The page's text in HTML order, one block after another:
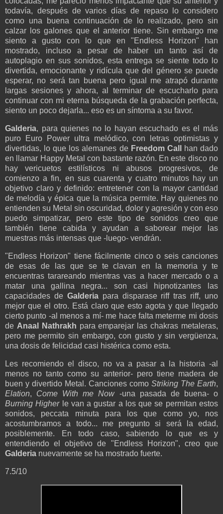
todavía, después de varios días de repaso lo considero
como una buena continuación de lo realizado, pero sin
calzar los galones que el anterior tiene. Sin embargo me
siento a gusto con lo que en "Endless Horizon" han
mostrado, incluso a pesar de haber un tanto así de
autoplagio en sus sonidos, esta entrega se siente todo lo
divertida, emocionante y ridícula que del género se puede
esperar, no será tan buena pero igual me atrapó durante
largas sesiones y ahora, al terminar de escucharlo para
continuar con mi eterna búsqueda de la grabación perfecta,
siento un poco dejarla... eso es un síntoma a su favor.
Galderia, para quienes no lo hayan escuchado es el más
puro Euro Power ultra melódico, con letras optimistas y
divertidas, lo que los alemanes de Freedom Call
han dado
en llamar Happy Metal con bastante razón. En este disco no
hay vericuetos estilísticos ni abusos progresivos, de
comienzo a fin, en sus cuarenta y cuatro minutos hay un
objetivo claro y definido: entretener con la mayor cantidad
de melodía y épica que la música permite. Hay quienes no
entienden su Metal sin oscuridad, dolor y agresión y con eso
puedo simpatizar, pero este tipo de sonidos creo que
también tiene cabida y ayudan a saborear mejor las
muestras más intensas que -luego- vendrán.
"Endless Horizon" tiene fácilmente cinco o seis canciones
de esas de las que se te clavan en la memoria y te
encuentras tarareando mientras vas a hacer mercado o a
matar una gallina negra... son casi hipnotizantes las
capacidades de Galderiapara disparase riff tras riff, uno
mejor que el otro. Está claro que esto agota y que llegado
cierto punto -al menos a mí- me hace falta meterme mi dosis
de Anaal Nathrakh para emparejar las chakras metaleras,
pero me permito sin embargo, con gusto y sin vergüenza,
una dosis de felicidad casi histérica como esta.
Les recomiendo el disco, no va a pasar a la historia -al
menos no tanto como su anterior- pero tiene madera de
buen y divertido Metal. Canciones como Striking The Earth,
Elation, Come With me Now-una pasada de buena- o
Burning Higherle van a gustar a los que se permitan estos
sonidos, peccata minuta para los que como yo, nos
acostumbramos a todo... me pregunto si será la edad,
posiblemente. En todo caso, sabiendo lo que es y
entendiendo el objetivo de "Endless Horizon", creo que
Galderia nuevamente se ha mostrado fuerte.
7.5/10